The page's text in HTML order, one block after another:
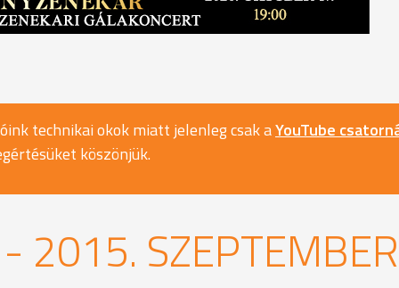
technikai okok miatt jelenleg csak aYouTube
köszönjük.
2015. SZEPTEMBER